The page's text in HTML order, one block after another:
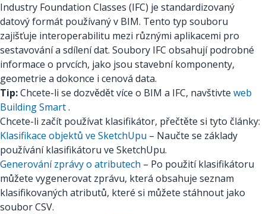
Industry Foundation Classes (IFC) je standardizovaný
datový formát používaný v BIM. Tento typ souboru
zajišťuje interoperabilitu mezi různými aplikacemi pro
sestavování a sdílení dat. Soubory IFC obsahují podrobné
informace o prvcích, jako jsou stavební komponenty,
geometrie a dokonce i cenová data.
Tip:Chcete-li se dozvědět více o BIM a IFC, navštivte web
Building Smart.
Chcete-li začít používat klasifikátor, přečtěte si tyto články:
Klasifikace objektů ve SketchUpu – Naučte se základy
používání klasifikátoru ve SketchUpu.
Generování zprávy o atributech – Po použití klasifikátoru
můžete vygenerovat zprávu, která obsahuje seznam
klasifikovaných atributů, které si můžete stáhnout jako
soubor CSV.